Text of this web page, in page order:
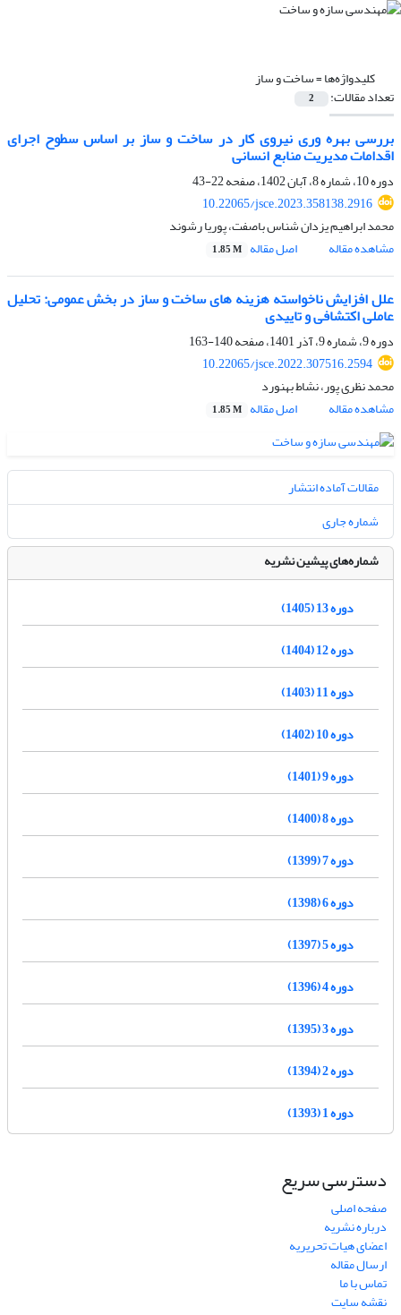
کلیدواژه‌ها =ساخت و ساز
تعداد مقالات: 2
بررسی بهره وری نیروی کار در ساخت و ساز بر اساس سطوح اجرای
اقدامات مدیریت منابع انسانی
دوره 10، شماره 8، آبان 1402، صفحه
22-43
10.22065/jsce.2023.358138.2916
محمد ابراهیم یزدان شناس باصفت، پوریا رشوند
مشاهده مقاله
اصل مقاله 1.85 M
علل افزایش ناخواسته هزینه های ساخت و ساز در بخش عمومی: تحلیل
عاملی اکتشافی و تاییدی
دوره 9، شماره 9، آذر 1401، صفحه
140-163
10.22065/jsce.2022.307516.2594
محمد نظری پور، نشاط بهنورد
مشاهده مقاله
اصل مقاله 1.85 M
مقالات آماده انتشار
شماره جاری
شماره‌های پیشین نشریه
دوره 13 (1405)
دوره 12 (1404)
دوره 11 (1403)
دوره 10 (1402)
دوره 9 (1401)
دوره 8 (1400)
دوره 7 (1399)
دوره 6 (1398)
دوره 5 (1397)
دوره 4 (1396)
دوره 3 (1395)
دوره 2 (1394)
دوره 1 (1393)
دسترسی سریع
صفحه اصلی
درباره نشریه
اعضای هیات تحریریه
ارسال مقاله
تماس با ما
نقشه سایت